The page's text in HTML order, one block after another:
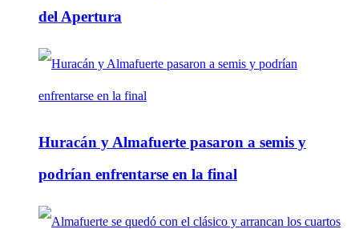
del Apertura
Huracán y Almafuerte pasaron a semis y
podrían enfrentarse en la final